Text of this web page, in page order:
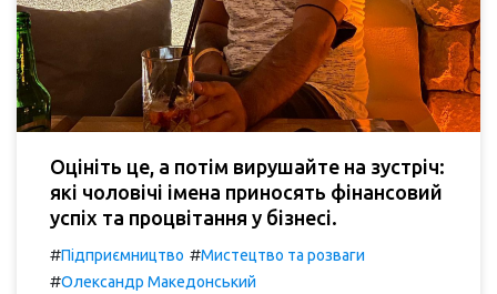
Оцініть це, а потім вирушайте на зустріч:
які чоловічі імена приносять фінансовий
успіх та процвітання у бізнесі.
#Підприємництво #Мистецтво та розваги
#Олександр Македонський